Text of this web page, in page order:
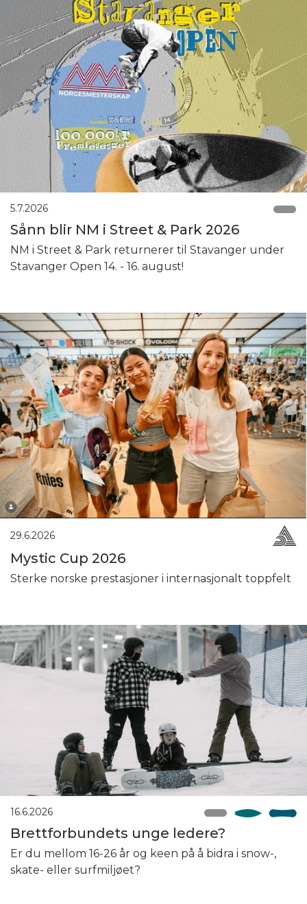
5.7.2026
Sånn blir NM i Street & Park 2026
NM i Street & Park returnerer til Stavanger under
Stavanger Open 14. - 16. august!
29.6.2026
Mystic Cup 2026
Sterke norske prestasjoner i internasjonalt toppfelt
16.6.2026
Brettforbundets unge ledere?
Er du mellom 16-26 år og keen på å bidra i snow-,
skate- eller surfmiljøet?